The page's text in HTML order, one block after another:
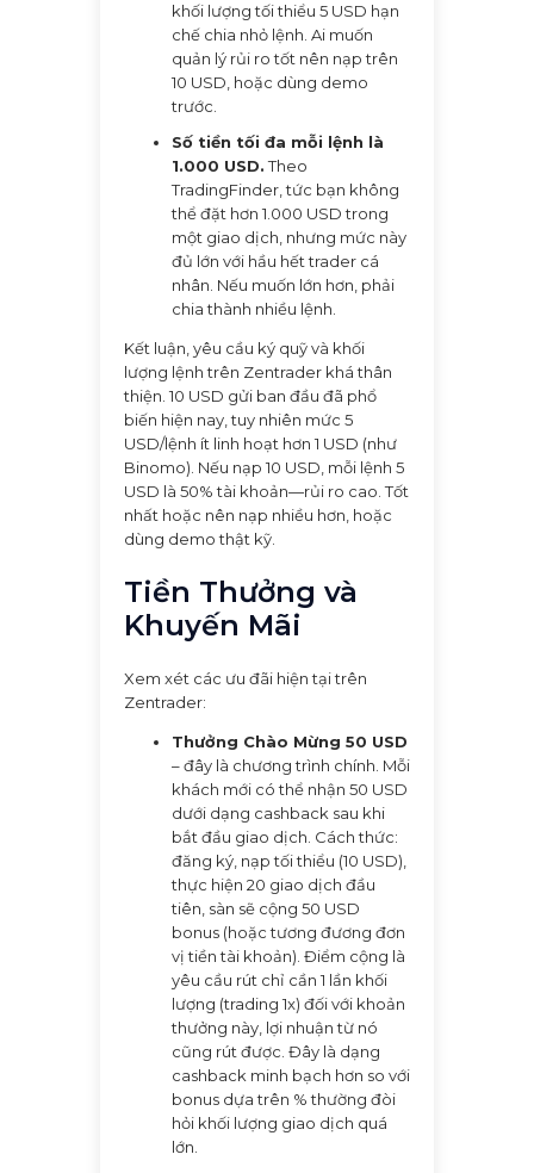
khối lượng tối thiểu 5 USD hạn
chế chia nhỏ lệnh. Ai muốn
quản lý rủi ro tốt nên nạp trên
10 USD, hoặc dùng demo
trước.
Số tiền tối đa mỗi lệnh là
1.000 USD.Theo
TradingFinder, tức bạn không
thể đặt hơn 1.000 USD trong
một giao dịch, nhưng mức này
đủ lớn với hầu hết trader cá
nhân. Nếu muốn lớn hơn, phải
chia thành nhiều lệnh.
Kết luận, yêu cầu ký quỹ và khối
lượng lệnh trên Zentrader khá thân
thiện. 10 USD gửi ban đầu đã phổ
biến hiện nay, tuy nhiên mức 5
USD/lệnh ít linh hoạt hơn 1 USD (như
Binomo). Nếu nạp 10 USD, mỗi lệnh 5
USD là 50% tài khoản—rủi ro cao. Tốt
nhất hoặc nên nạp nhiều hơn, hoặc
dùng demo thật kỹ.
Tiền Thưởng và
Khuyến Mãi
Xem xét các ưu đãi hiện tại trên
Zentrader:
Thưởng Chào Mừng 50 USD
– đây là chương trình chính. Mỗi
khách mới có thể nhận 50 USD
dưới dạng cashback sau khi
bắt đầu giao dịch. Cách thức:
đăng ký, nạp tối thiểu (10 USD),
thực hiện 20 giao dịch đầu
tiên, sàn sẽ cộng 50 USD
bonus (hoặc tương đương đơn
vị tiền tài khoản). Điểm cộng là
yêu cầu rút chỉ cần 1 lần khối
lượng (trading 1x) đối với khoản
thưởng này, lợi nhuận từ nó
cũng rút được. Đây là dạng
cashback minh bạch hơn so với
bonus dựa trên % thường đòi
hỏi khối lượng giao dịch quá
lớn.